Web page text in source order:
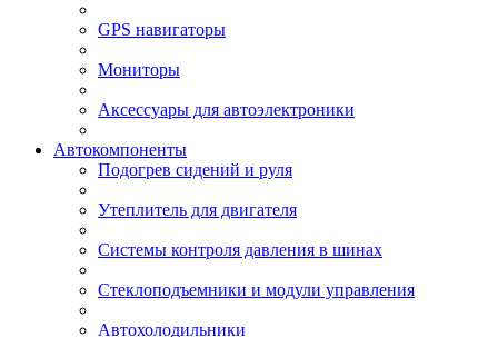
GPS навигаторы
Мониторы
Аксессуары для автоэлектроники
Автокомпоненты
Подогрев сидений и руля
Утеплитель для двигателя
Системы контроля давления в шинах
Стеклоподъемники и модули управления
Автохолодильники